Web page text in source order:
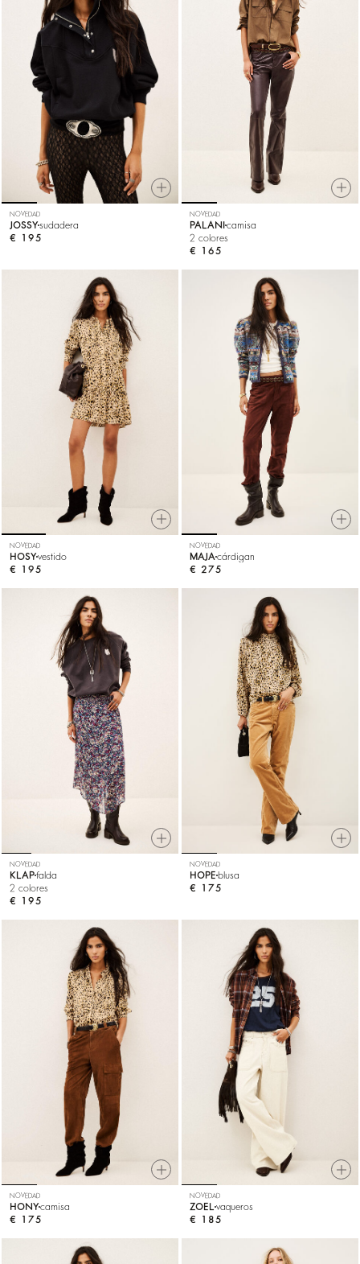
NOVEDAD
JOSSYsudadera
€ 195
NOVEDAD
PALANI camisa
2 colores
€ 165
NOVEDAD
HOSYvestido
€ 195
NOVEDAD
MAJA cárdigan
€ 275
NOVEDAD
KLAPfalda
2 colores
€ 195
NOVEDAD
HOPE blusa
€ 175
NOVEDAD
HONYcamisa
€ 175
NOVEDAD
ZOEL vaqueros
€ 185